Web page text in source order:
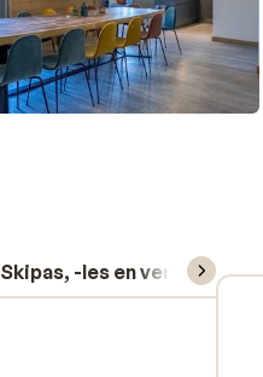
Skipas, -les en verhuur